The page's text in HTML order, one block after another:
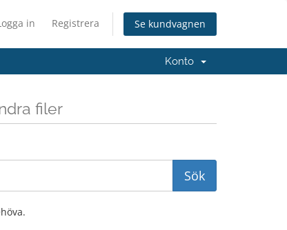
in Registrera Se kundvagnen
Konto
filer